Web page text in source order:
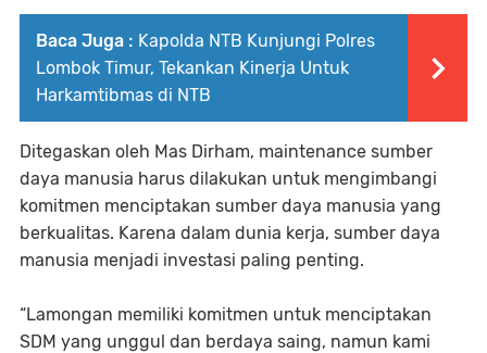
Baca Juga : Kapolda NTB Kunjungi Polres
Lombok Timur, Tekankan Kinerja Untuk
Harkamtibmas di NTB
Ditegaskan oleh Mas Dirham, maintenance sumber
daya manusia harus dilakukan untuk mengimbangi
komitmen menciptakan sumber daya manusia yang
berkualitas. Karena dalam dunia kerja, sumber daya
manusia menjadi investasi paling penting.
“Lamongan memiliki komitmen untuk menciptakan
SDM yang unggul dan berdaya saing, namun kami